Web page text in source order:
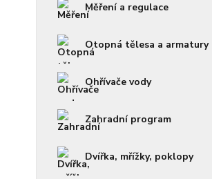
Měření a regulace
Otopná tělesa a armatury
Ohřívače vody
Zahradní program
Dvířka, mřížky, poklopy